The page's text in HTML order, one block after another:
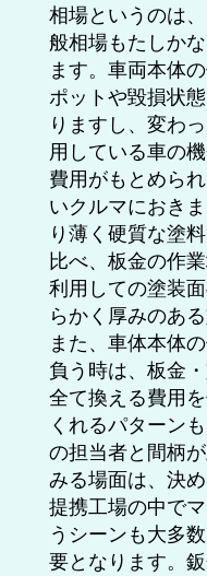
相場というのは
般相場もたしか
ます。車両本体
ポットや毀損状
りますし、変わ
用している車の
費用がもとめら
いクルマにおき
り薄く硬質な塗
比べ、板金の作
利用しての塗装
らかく厚みのあ
また、車体本体
負う時は、板金
全て換える費用
くれるパターン
の担当者と間柄
みる場面は、決
提携工場の中で
うシーンも大多
要となります。